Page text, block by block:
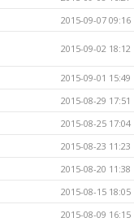
2015-09-07 09:16
2015-09-02 18:12
2015-09-01 15:49
2015-08-29 17:51
2015-08-25 17:04
2015-08-23 11:23
2015-08-20 11:38
2015-08-15 18:05
2015-08-09 16:15